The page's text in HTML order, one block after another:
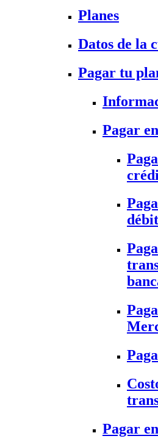
Planes
Datos de la
Pagar tu
Pagar
Pagar